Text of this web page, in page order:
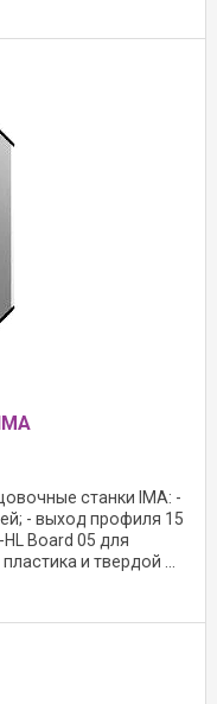
станки IMA: -
- выход профиля 15
Board 05 для
и твердой ...